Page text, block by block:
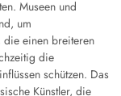
Museen und
um
die einen breiteren
die
schützen. Das
Künstler, die